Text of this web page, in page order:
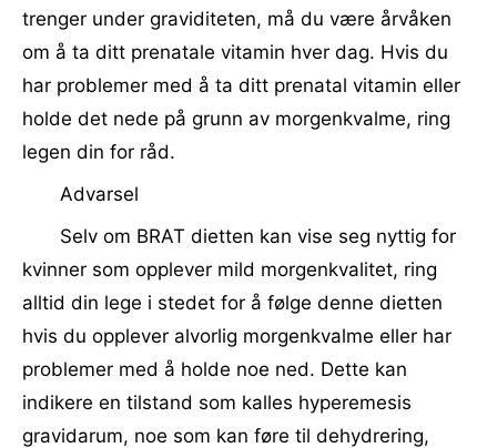
trenger under graviditeten, må du være årvåken
om å ta ditt prenatale vitamin hver dag. Hvis du
har problemer med å ta ditt prenatal vitamin eller
holde det nede på grunn av morgenkvalme, ring
legen din for råd.
Advarsel
Selv om BRAT dietten kan vise seg nyttig for
kvinner som opplever mild morgenkvalitet, ring
alltid din lege i stedet for å følge denne dietten
hvis du opplever alvorlig morgenkvalme eller har
problemer med å holde noe ned. Dette kan
indikere en tilstand som kalles hyperemesis
gravidarum, noe som kan føre til dehydrering,